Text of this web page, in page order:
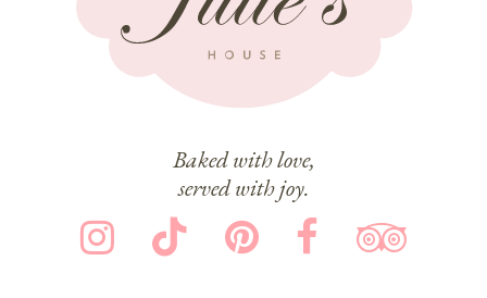
Baked with love,
served with joy.